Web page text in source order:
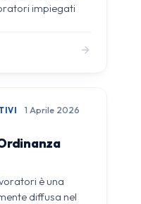
impiegati
1 Aprile 2026
è una
diffusa nel